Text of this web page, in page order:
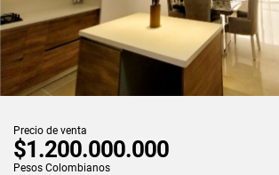
Precio de venta
$1.200.000.000
Pesos Colombianos